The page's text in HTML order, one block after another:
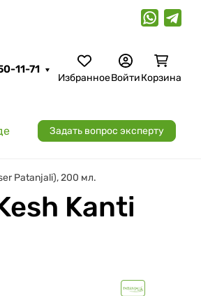
11-71
ИзбранноеВойтиКорзина
Задать вопрос эксперту
Patanjali), 200 мл.
Kanti